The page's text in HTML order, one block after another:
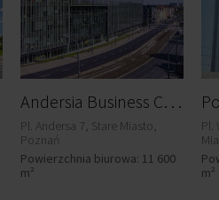
A
ndersia Business Centre
Pl. Andersa 7, Stare Miasto,
Poznań
Powierzchnia biurowa: 11 600
m²
Pl.
m²